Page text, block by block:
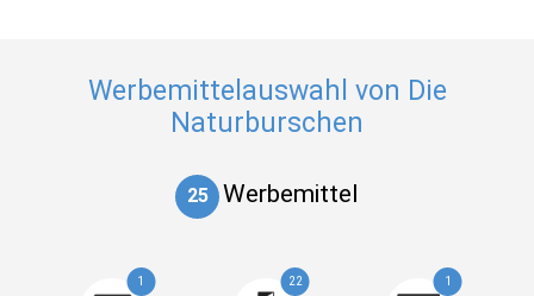
Werbemittelauswahl von Die
Naturburschen
25 Werbemittel
1 22 1